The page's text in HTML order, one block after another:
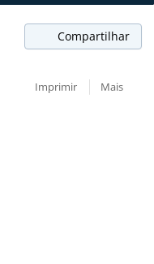
Compartilhar
Imprimir Mais